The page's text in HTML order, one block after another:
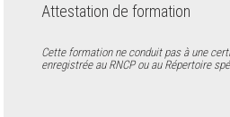
Attestation de formation
Cette formation ne conduit pas à une
enregistrée au RNCP ou au Répertoire